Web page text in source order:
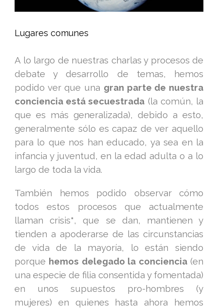
Lugares comunes
A lo largo de nuestras charlas y procesos de
debate y desarrollo de temas, hemos
podido ver que una gran parte de nuestra
conciencia está secuestrada (la común, la
que es más generalizada), debido a esto,
generalmente sólo es capaz de ver aquello
para lo que nos han educado, ya sea en la
infancia y juventud, en la edad adulta o a lo
largo de toda la vida.
También hemos podido observar cómo
todos estos procesos que actualmente
llaman crisis*, que se dan, mantienen y
tienden a apoderarse de las circunstancias
de vida de la mayoría, lo están siendo
porque hemos delegado la conciencia(en
una especie de filia consentida y fomentada)
en unos supuestos pro-hombres (y
mujeres) en quienes hasta ahora hemos